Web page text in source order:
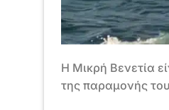
Η Μικρή Βενετία
της παραμονής